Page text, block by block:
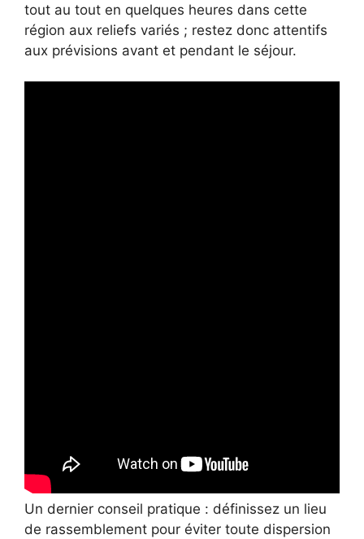
tout au tout en quelques heures dans cette
région aux reliefs variés ; restez donc attentifs
aux prévisions avant et pendant le séjour.
Un dernier conseil pratique : définissez un lieu
de rassemblement pour éviter toute dispersion